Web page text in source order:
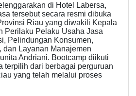
di Hotel Labersa,
tersebut secara resmi dibuka
Riau yang diwakili Kepala
Perilaku Pelaku Usaha Jasa
Pelindungan Konsumen,
dan Layanan Manajemen
Andriani. Bootcamp diikuti
terpilih dari berbagai perguruan
yang telah melalui proses